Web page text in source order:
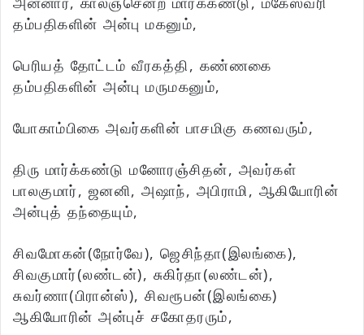
தம்பதிகளின் அன்பு மகனும்,
பெரியத் தோட்டம் வீரகத்தி, கண்ணகை
தம்பதிகளின் அன்பு மருமகனும்,
யோகாம்பிகை அவர்களின் பாசமிகு கணவரும்,
திரு மார்க்கண்டு மனோரஞ்சிதன், அவர்கள்
பாலகுமார், ஜனனி, அஷாந், அபிராமி, ஆகியோரின்
அன்புத் தந்தையும்,
சிவமோகன்(நோர்வே), ஜெசிந்தா(இலங்கை),
சிவகுமார்(லண்டன்), சுகிர்தா(லண்டன்),
சுவர்ணா(பிரான்ஸ்), சிவரூபன்(இலங்கை)
ஆகியோரின் அன்புச் சகோதரரும்,